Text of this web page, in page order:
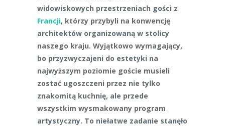
widowiskowych przestrzeniach gości z
Francji, którzy przybyli na konwencję
architektów organizowaną w stolicy
naszego kraju. Wyjątkowo wymagający,
bo przyzwyczajeni do estetyki na
najwyższym poziomie goście musieli
zostać ugoszczeni przez nie tylko
znakomitą kuchnię, ale przede
wszystkim wysmakowany program
artystyczny. To niełatwe zadanie stanęło